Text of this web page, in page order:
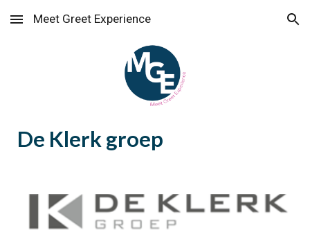
Skip to main content Skip to navigation
Meet Greet Experience
De Klerk groep